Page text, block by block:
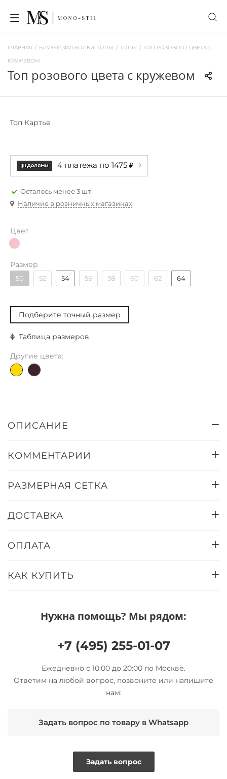
ГЛАВНАЯ / БЛУЗКИ, ФУТБОЛКИ, ТОПЫ / ТОПЫ / ТОП РОЗОВОГО ЦВЕТА С
КРУЖЕВОМ
топ розового цвета с кружевом
Топ Картье
4 платежа по 1475 ₽
Осталось менее 3 шт.
Наличие в розничных магазинах
Цвет
Размер
50 52 54 56 58 60 62 64
Подберите точный размер
Таблица размеров
Другие цвета:
ОПИСАНИЕ
КОММЕНТАРИИ
РАЗМЕРНАЯ СЕТКА
ДОСТАВКА
ОПЛАТА
КАК КУПИТЬ
Нужна помощь? Мы рядом:
+7 (495) 255-01-07
Ежедневно с 10:00 до 20:00 по Москве.
Ответим на любой вопрос, позвоните или напишите
нам:
Задать вопрос по товару в Whatsapp
Задать вопрос